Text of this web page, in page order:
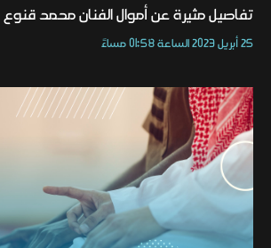
تفاصيل مثيرة عن أموال الفنان محمد
25 أبريل 2023 الساعة 01:58 مساءً